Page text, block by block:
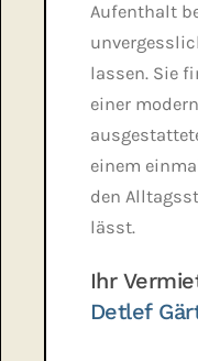
Aufenthalt
lassen. Sie
einer
einem
den
lässt.
Ihr
Detlef